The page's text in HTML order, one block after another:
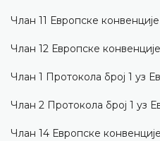
Члан 11 Европске конвенције
Члан 12 Европске конвенције
Члан 1 Протокола број 1 уз
Члан 2 Протокола број 1 уз
Члан 14 Европске конвенције